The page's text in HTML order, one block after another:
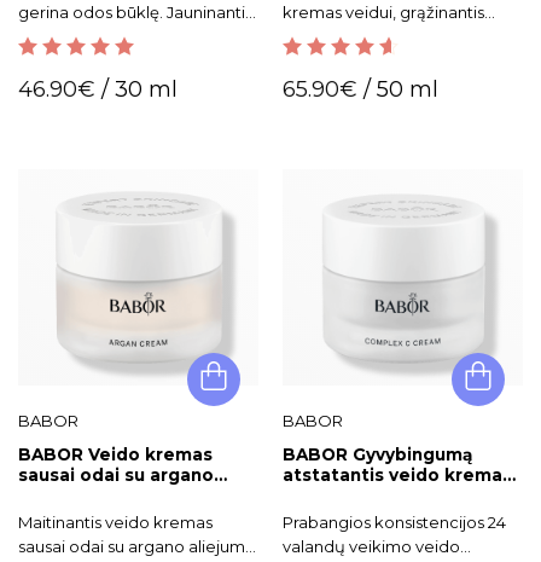
gerina odos būklę. Jauninantis
aliejus veidui apsaugo nuo
neigiamų aplinkos veiksnių,
kurie sukelia odos senėjimą.
out of 5
46.90€ / 30 ml
kremas veidui, grąžinantis
jaunatvišką spindesį.
out of
5
65.90€ / 50 ml
BABOR
BABOR Veido kremas
sausai odai su argano
Maitinantis veido kremas
sausai odai su argano aliejumi,
BABOR
BABOR Gyvybingumą
atstatantis veido kremas
Complex C
Prabangios konsistencijos 24
valandų veikimo veido